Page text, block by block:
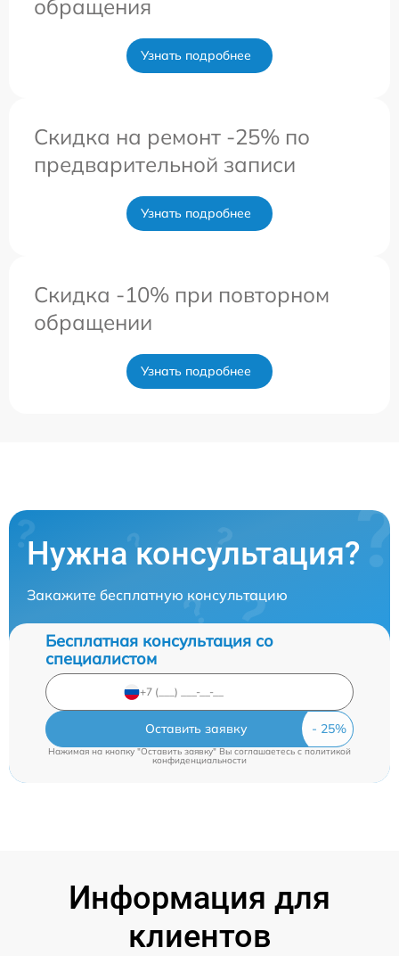
обращения
Узнать подробнее
Скидка на ремонт -25% по
предварительной записи
Узнать подробнее
Скидка -10% при повторном
обращении
Узнать подробнее
Нужна консультация?
Закажите бесплатную консультацию
Бесплатная консультация со
специалистом
Оставить заявку
Нажимая на кнопку "Оставить заявку" Вы соглашаетесь cполитикой
конфиденциальности
Информация для
клиентов